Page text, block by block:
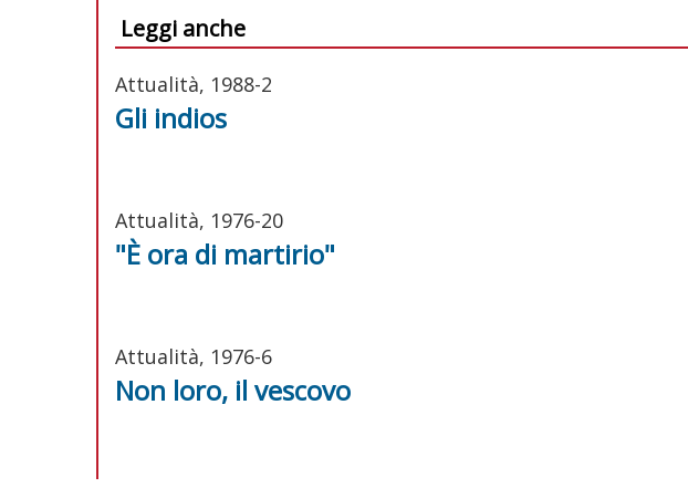
Leggi anche
Attualità, 1988-2
Gli indios
Attualità, 1976-20
"È ora di martirio"
Attualità, 1976-6
Non loro, il vescovo